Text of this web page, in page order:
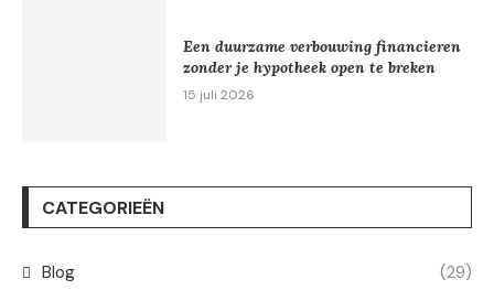
Een duurzame verbouwing financieren
zonder je hypotheek open te breken
15 juli 2026
CATEGORIEËN
Blog (29)